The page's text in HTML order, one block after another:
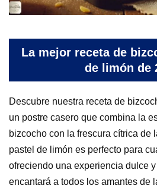
La mejor receta de
de limón de
Descubre nuestra receta de
un postre casero que combina la
bizcocho con la frescura cítrica de
pastel de limón es perfecto para
ofreciendo una experiencia dulce
encantará a todos los amantes de